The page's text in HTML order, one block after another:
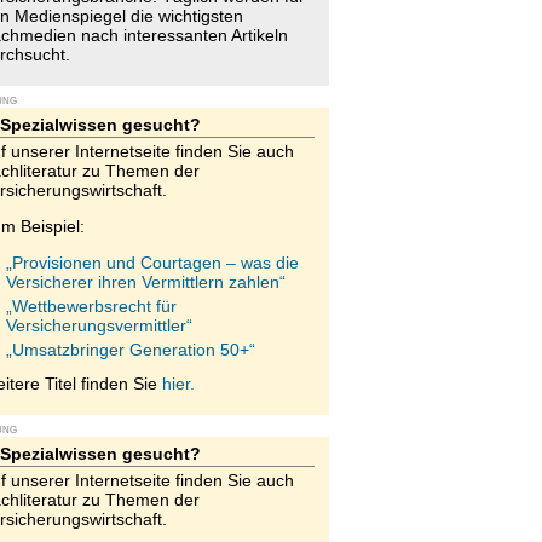
Medienspiegel die wichtigsten
nach interessanten Artikeln
Spezialwissen gesucht?
unserer Internetseite finden Sie auch
zu Themen der
Beispiel:
„Provisionen und Courtagen – was die
Versicherer ihren Vermittlern zahlen“
„Wettbewerbsrecht für
Versicherungsvermittler“
„Umsatzbringer Generation 50+“
Titel finden Sie hier.
Spezialwissen gesucht?
unserer Internetseite finden Sie auch
zu Themen der